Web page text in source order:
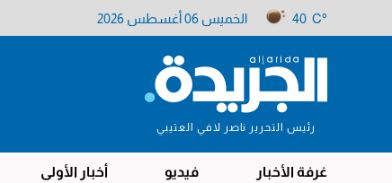
40 C° الخميس 06 أغسطس 2026
رئيس التحرير ناصر لافي العتيبي
غرفة الأخبار فيديو أخبار الأولى